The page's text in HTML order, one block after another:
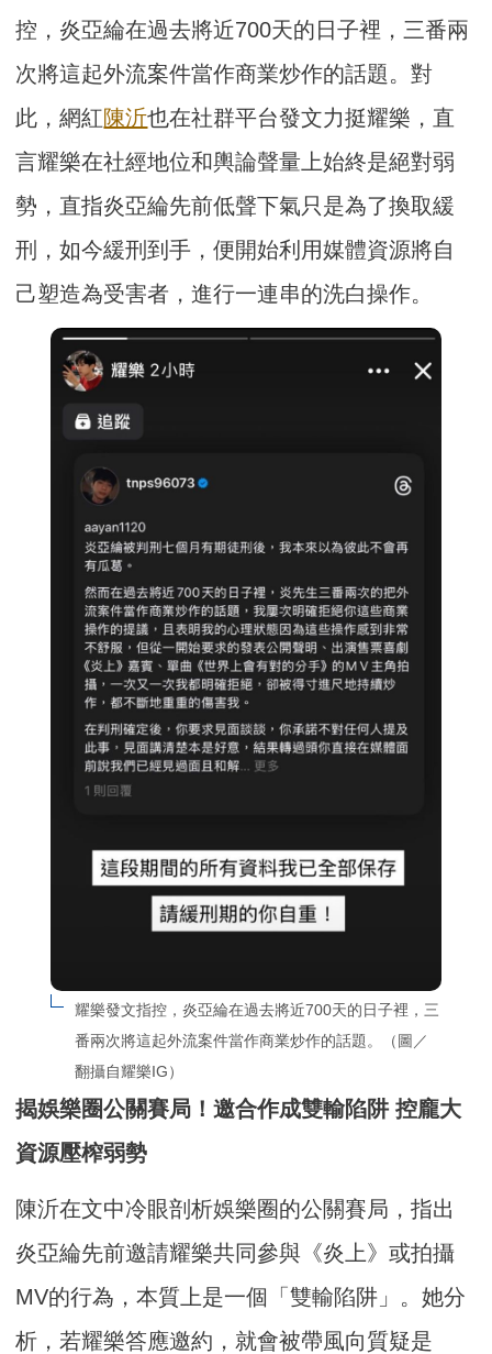
控，炎亞綸在過去將近700天的日子裡，三番兩
次將這起外流案件當作商業炒作的話題。對
此，網紅陳沂也在社群平台發文力挺耀樂，直
言耀樂在社經地位和輿論聲量上始終是絕對弱
勢，直指炎亞綸先前低聲下氣只是為了換取緩
刑，如今緩刑到手，便開始利用媒體資源將自
己塑造為受害者，進行一連串的洗白操作。
耀樂發文指控，炎亞綸在過去將近700天的日子裡，三
番兩次將這起外流案件當作商業炒作的話題。（圖／
翻攝自耀樂IG）
揭娛樂圈公關賽局！邀合作成雙輸陷阱 控龐大
資源壓榨弱勢
陳沂在文中冷眼剖析娛樂圈的公關賽局，指出
炎亞綸先前邀請耀樂共同參與《炎上》或拍攝
MV的行為，本質上是一個「雙輸陷阱」。她分
析，若耀樂答應邀約，就會被帶風向質疑是